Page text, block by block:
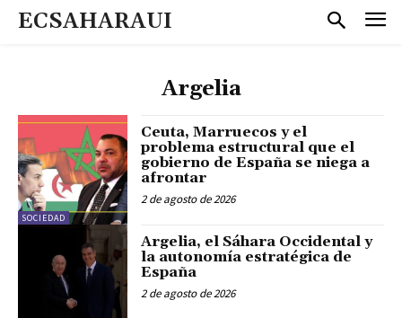
ECSAHARAUI
Argelia
SOCIEDAD
Ceuta, Marruecos y el
problema estructural que el
gobierno de España se niega a
afrontar
2 de agosto de 2026
Argelia, el Sáhara Occidental y
la autonomía estratégica de
España
2 de agosto de 2026